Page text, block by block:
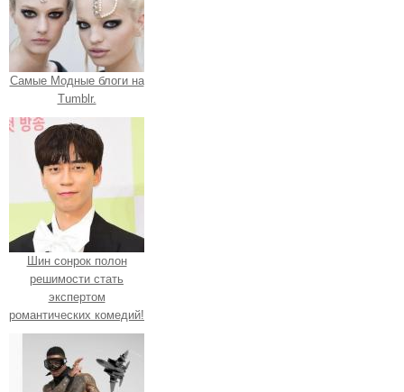
Самые Модные блоги на
Tumblr.
Шин сонрок полон
решимости стать
экспертом
романтических комедий!